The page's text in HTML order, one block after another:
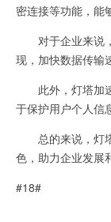
密连接等功能，能
对于企业来说，
现，加快数据传输
此外，灯塔加速
于保护用户个人信
总的来说，灯塔
色，助力企业发展
#18#